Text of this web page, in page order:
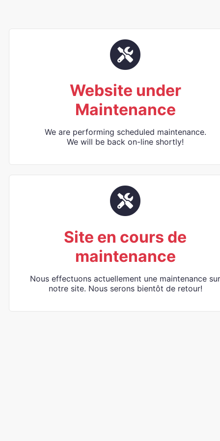
Website under
Maintenance
We are performing scheduled maintenance.
We will be back on-line shortly!
Site en cours de
maintenance
Nous effectuons actuellement une maintenance sur
notre site. Nous serons bientôt de retour!